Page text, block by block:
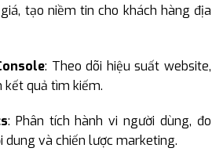
tạo niềm tin cho khách hàng địa
: Theo dõi hiệu suất website,
kết quả tìm kiếm.
: Phân tích hành vi người dùng, đo
dung và chiến lược marketing.